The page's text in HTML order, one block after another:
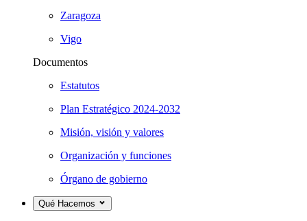
Zaragoza
Vigo
Documentos
Estatutos
Plan Estratégico 2024-2032
Misión, visión y valores
Organización y funciones
Órgano de gobierno
Qué Hacemos